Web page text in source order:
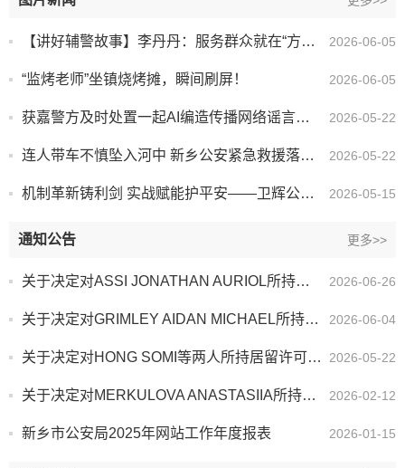
【讲好辅警故事】李丹丹：服务群众就在“方寸之间” 2026-06-05
“监烤老师”坐镇烧烤摊，瞬间刷屏！ 2026-06-05
获嘉警方及时处置一起AI编造传播网络谣言案件 2026-05-22
连人带车不慎坠入河中 新乡公安紧急救援落水群众 2026-05-22
机制革新铸利剑 实战赋能护平安——卫辉公安以创新机制锻造公安新质战斗力 2026-05-15
通知公告 更多>>
关于决定对ASSI JONATHAN AURIOL所持居留许可宣布作废的公告 2026-06-26
关于决定对GRIMLEY AIDAN MICHAEL所持居留许可宣布作废的公告 2026-06-04
关于决定对HONG SOMI等两人所持居留许可宣布作废的公告 2026-05-22
关于决定对MERKULOVA ANASTASIIA所持居留许可宣布作废的公告 2026-02-12
新乡市公安局2025年网站工作年度报表 2026-01-15